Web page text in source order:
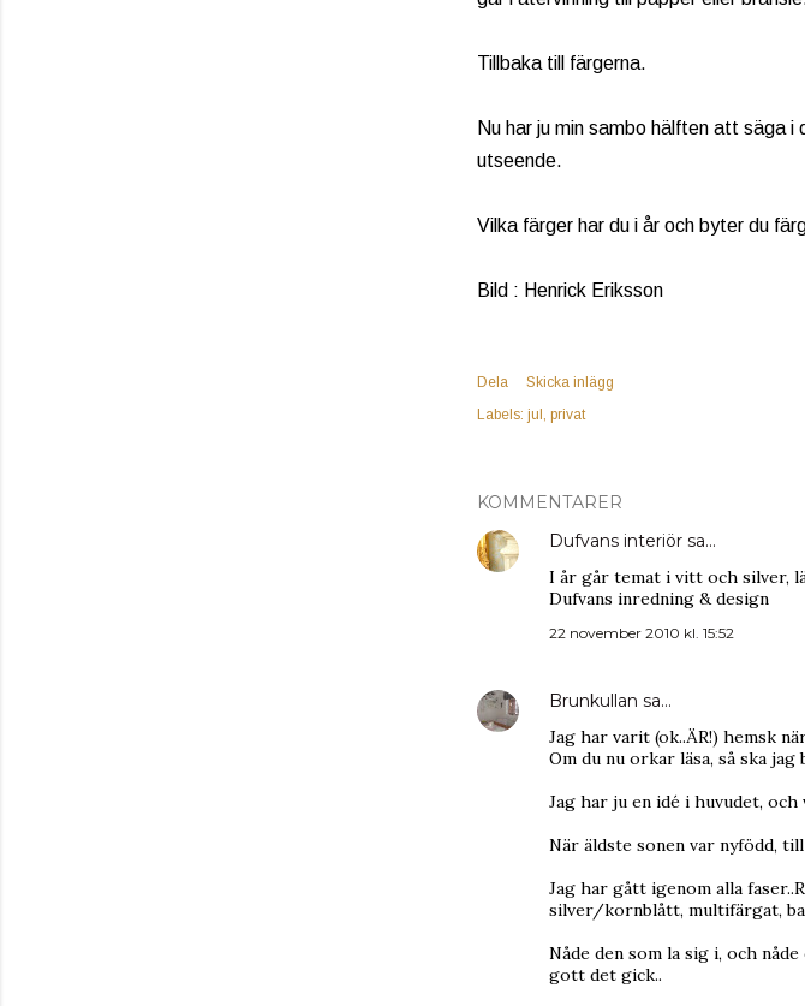
Tillbaka till färgerna.
Nu har ju min sambo hälften att säga
utseende.
Vilka färger har du i år och byter du
Bild : Henrick Eriksson
Dela
Skicka inlägg
Labels: jul privat
KOMMENTARER
Dufvans interiör sa…
I år går temat i vitt och silver,
Dufvans inredning & design
22 november 2010 kl. 15:52
Brunkullan sa…
Jag har varit (ok..ÄR!) hemsk
Om du nu orkar läsa, så ska jag
Jag har ju en idé i huvudet,
När äldste sonen var nyfödd,
Jag har gått igenom alla
silver/kornblått, multifärgat,
Nåde den som la sig i, och
gott det gick..